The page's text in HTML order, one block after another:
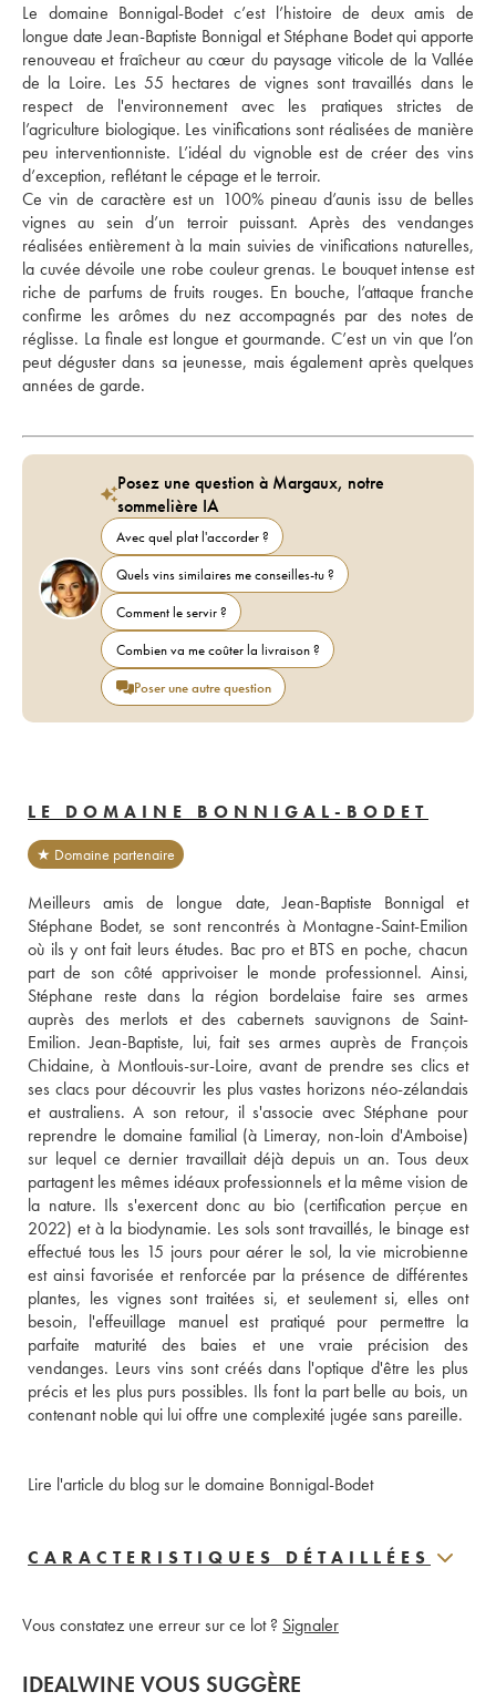
Le domaine Bonnigal-Bodet c’est l’histoire de deux amis de
longue date Jean-Baptiste Bonnigal et Stéphane Bodet qui apporte
renouveau et fraîcheur au cœur du paysage viticole de la Vallée
de la Loire. Les 55 hectares de vignes sont travaillés dans le
respect de l'environnement avec les pratiques strictes de
l’agriculture biologique. Les vinifications sont réalisées de manière
peu interventionniste. L’idéal du vignoble est de créer des vins
d’exception, reflétant le cépage et le terroir.
Ce vin de caractère est un 100% pineau d’aunis issu de belles
vignes au sein d’un terroir puissant. Après des vendanges
réalisées entièrement à la main suivies de vinifications naturelles,
la cuvée dévoile une robe couleur grenas. Le bouquet intense est
riche de parfums de fruits rouges. En bouche, l’attaque franche
confirme les arômes du nez accompagnés par des notes de
réglisse. La finale est longue et gourmande. C’est un vin que l’on
peut déguster dans sa jeunesse, mais également après quelques
années de garde.
Posez une question à Margaux, notre
sommelière IA
Avec quel plat l'accorder ?
Quels vins similaires me conseilles-tu ?
Comment le servir ?
Combien va me coûter la livraison ?
Poser une autre question
LE DOMAINE BONNIGAL-BODET
★ Domaine partenaire
Meilleurs amis de longue date, Jean-Baptiste Bonnigal et
Stéphane Bodet, se sont rencontrés à Montagne-Saint-Emilion
où ils y ont fait leurs études. Bac pro et BTS en poche, chacun
part de son côté apprivoiser le monde professionnel. Ainsi,
Stéphane reste dans la région bordelaise faire ses armes
auprès des merlots et des cabernets sauvignons de Saint-
Emilion. Jean-Baptiste, lui, fait ses armes auprès de François
Chidaine, à Montlouis-sur-Loire, avant de prendre ses clics et
ses clacs pour découvrir les plus vastes horizons néo-zélandais
et australiens. A son retour, il s'associe avec Stéphane pour
reprendre le domaine familial (à Limeray, non-loin d'Amboise)
sur lequel ce dernier travaillait déjà depuis un an. Tous deux
partagent les mêmes idéaux professionnels et la même vision de
la nature. Ils s'exercent donc au bio (certification perçue en
2022) et à la biodynamie. Les sols sont travaillés, le binage est
effectué tous les 15 jours pour aérer le sol, la vie microbienne
est ainsi favorisée et renforcée par la présence de différentes
plantes, les vignes sont traitées si, et seulement si, elles ont
besoin, l'effeuillage manuel est pratiqué pour permettre la
parfaite maturité des baies et une vraie précision des
vendanges. Leurs vins sont créés dans l'optique d'être les plus
précis et les plus purs possibles. Ils font la part belle au bois, un
contenant noble qui lui offre une complexité jugée sans pareille.
Lire l'article du blog sur le domaine Bonnigal-Bodet
CARACTERISTIQUES DÉTAILLÉES
Vous constatez une erreur sur ce lot ? Signaler
IDEALWINE VOUS SUGGÈRE